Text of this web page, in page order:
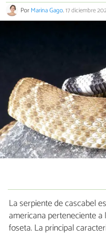
PorMarina Gago.17 diciembre
La serpiente de cascabel
americana perteneciente
foseta. La principal